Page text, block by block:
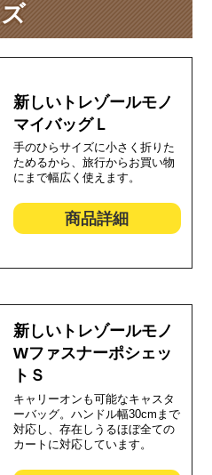
ズ
新しいトレゾールモノ
マイバッグＬ
手のひらサイズに小さく折りた
ためるから、旅行からお買い物
にまで幅広く使えます。
商品詳細
新しいトレゾールモノ
Wファスナーポシェッ
トＳ
キャリーオンも可能なキャスタ
ーバッグ。ハンドル幅30cmまで
対応し、存在しうるほぼ全ての
カートに対応しています。